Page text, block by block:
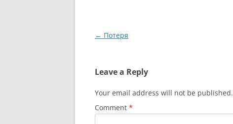
Post
← Потеря
Leave a Reply
Your email address will not be published.
Comment *